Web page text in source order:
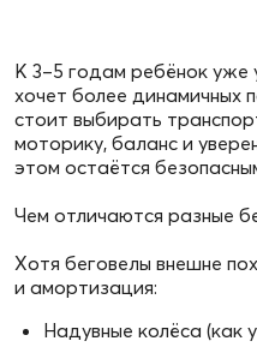
К 3–5 годам ребёнок уже
хочет более динамичных
стоит выбирать
моторику, баланс и
этом остаётся
Чем отличаются разные
Хотя беговелы внешне
и амортизация:
Надувные колёса (как у